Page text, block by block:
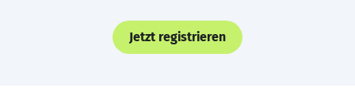
Jetzt registrieren